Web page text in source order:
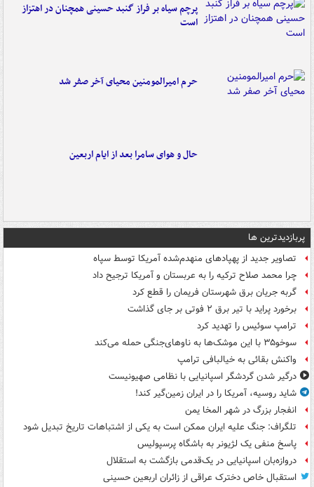
پرچم سیاه بر فراز گنبد حسینی همچنان در اهتزاز
است
حرم امیرالمومنین محیای آخر صفر شد
حال و هوای سامرا بعد از ایام اربعین
پربازدیدترین ها
تصاویر جدید از پهپادهای منهدم‌شده آمریکا توسط سپاه
چرا محمد صلاح ترکیه را به عربستان و آمریکا ترجیح داد
گربه جریان برق شهرستان فریمان را قطع کرد
برخورد پراید با تیر برق ۲ فوتی بر جای گذاشت
ترامپ سوئیس را تهدید کرد
سوخو۳۵ با این موشک‌ها به ناوهای‌جنگی حمله می‌کند
واکنش بقائی به خیالبافی ترامپ
درگیر شدن گردشگر اسپانیایی با نظامی صهیونیست
شاید روسیه، آمریکا را در ایران زمین‌گیر کند!
انفجار بزرگ در شهر المخا یمن
تلگراف: جنگ علیه ایران ممکن است به یکی از اشتباهات تاریخ تبدیل شود
پاسخ منفی یک لژیونر به باشگاه پرسپولیس
دروازه‌بان اسپانیایی در یک‌قدمی بازگشت به استقلال
استقبال خاص دخترک عراقی از زائران اربعین حسینی